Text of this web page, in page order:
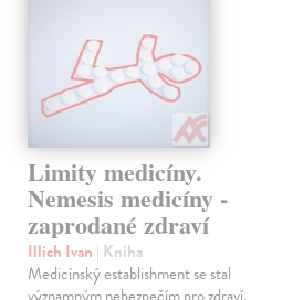
Limity medicíny.
Nemesis medicíny -
zaprodané zdraví
Illich Ivan | Kniha
Medicínský establishment se stal